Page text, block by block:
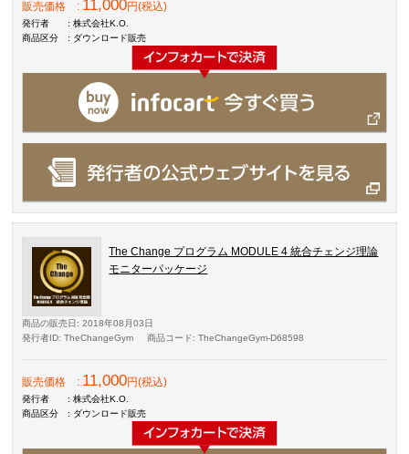
販売価格 : 11,000円(税込)
発行者
: 株式会社K.O.
商品区分
: ダウンロード販売
The Change プログラム MODULE 4 統合チェンジ理論
モニターパッケージ
商品の販売日 : 2018年08月03日
発行者ID: TheChangeGym 商品コード: TheChangeGym-D68598
販売価格 : 11,000円(税込)
発行者
: 株式会社K.O.
商品区分
: ダウンロード販売